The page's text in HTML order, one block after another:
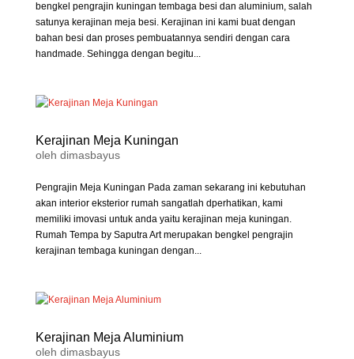
bengkel pengrajin kuningan tembaga besi dan aluminium, salah
satunya kerajinan meja besi. Kerajinan ini kami buat dengan
bahan besi dan proses pembuatannya sendiri dengan cara
handmade. Sehingga dengan begitu...
Kerajinan Meja Kuningan
oleh dimasbayus
Pengrajin Meja Kuningan Pada zaman sekarang ini kebutuhan
akan interior eksterior rumah sangatlah dperhatikan, kami
memiliki imovasi untuk anda yaitu kerajinan meja kuningan.
Rumah Tempa by Saputra Art merupakan bengkel pengrajin
kerajinan tembaga kuningan dengan...
Kerajinan Meja Aluminium
oleh dimasbayus